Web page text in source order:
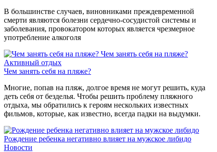
В большинстве случаев, виновниками преждевременной
смерти являются болезни сердечно-сосудистой системы и
заболевания, провокатором которых является чрезмерное
употребление алкоголя
Чем занять себя на пляже?
Активный отдых
Чем занять себя на пляже?
Многие, попав на пляж, долгое время не могут решить, куда
деть себя от безделья. Чтобы решить проблему пляжного
отдыха, мы обратились к героям нескольких известных
фильмов, которые, как известно, всегда падки на выдумки.
Рождение ребенка негативно влияет на мужское либидо
Новости